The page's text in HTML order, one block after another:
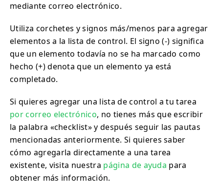
mediante correo electrónico.
Utiliza corchetes y signos más/menos para agregar
elementos a la lista de control. El signo (-) significa
que un elemento todavía no se ha marcado como
hecho (+) denota que un elemento ya está
completado.
Si quieres agregar una lista de control a tu tarea
por correo electrónico, no tienes más que escribir
la palabra «checklist» y después seguir las pautas
mencionadas anteriormente. Si quieres saber
cómo agregarla directamente a una tarea
existente, visita nuestra página de ayuda para
obtener más información.